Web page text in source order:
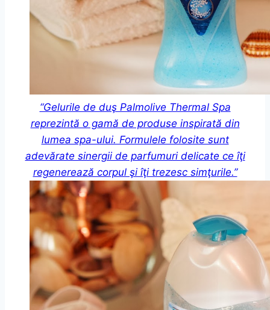
“Gelurile de duş Palmolive Thermal Spa
reprezintă o gamă de produse inspirată din
lumea spa-ului. Formulele folosite sunt
adevărate sinergii de parfumuri delicate ce îţi
regenerează corpul şi îţi trezesc simţurile.”